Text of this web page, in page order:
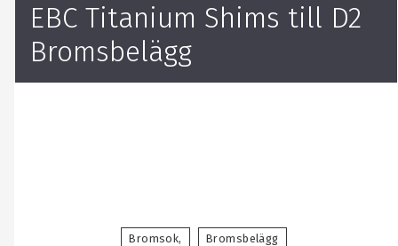
​EBC Titanium Shims till D2
Bromsbelägg
Bromsok Bromsbelägg